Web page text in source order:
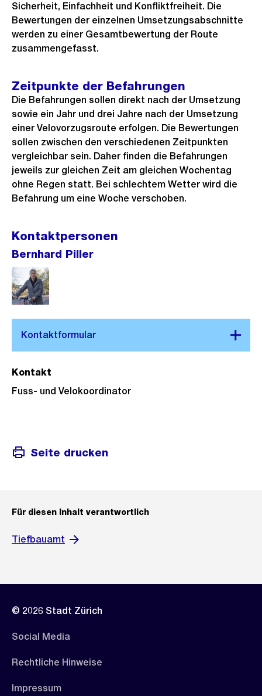
Sicherheit, Einfachheit und Konfliktfreiheit. Die
Bewertungen der einzelnen Umsetzungsabschnitte
werden zu einer Gesamtbewertung der Route
zusammengefasst.
Zeitpunkte der Befahrungen
Die Befahrungen sollen direkt nach der Umsetzung
sowie ein Jahr und drei Jahre nach der Umsetzung
einer Velovorzugsroute erfolgen. Die Bewertungen
sollen zwischen den verschiedenen Zeitpunkten
vergleichbar sein. Daher finden die Befahrungen
jeweils zur gleichen Zeit am gleichen Wochentag
ohne Regen statt. Bei schlechtem Wetter wird die
Befahrung um eine Woche verschoben.
Kontaktpersonen
Bernhard Piller
Kontakt
Fuss- und Velokoordinator
Seite drucken
Für diesen Inhalt verantwortlich
Tiefbauamt
© 2026 Stadt Zürich
Social Media
Rechtliche Hinweise
Impressum